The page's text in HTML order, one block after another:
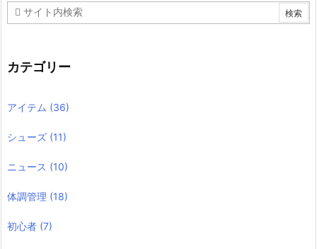
カテゴリー
アイテム (36)
シューズ (11)
ニュース (10)
体調管理 (18)
初心者 (7)